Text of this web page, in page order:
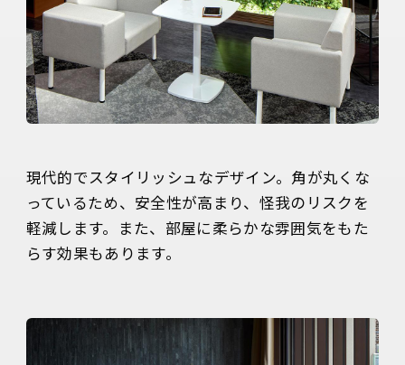
現代的でスタイリッシュなデザイン。角が丸くな
っているため、安全性が高まり、怪我のリスクを
軽減します。また、部屋に柔らかな雰囲気をもた
らす効果もあります。